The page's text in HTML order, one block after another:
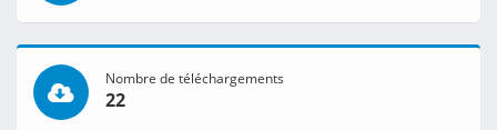
Nombre de téléchargements
22